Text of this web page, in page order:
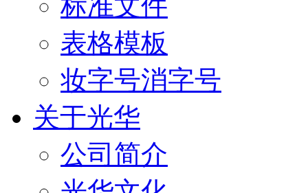
表格模板
妆字号消字号
关于光华
公司简介